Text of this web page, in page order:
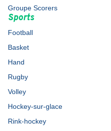
Groupe Scorers
Sports
Football
Basket
Hand
Rugby
Volley
Hockey-sur-glace
Rink-hockey